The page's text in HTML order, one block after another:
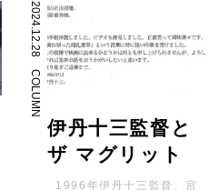
2024.12.28
COLUMN
伊丹十三監督と
ザ マグリット
1996年伊丹十三監督、宮